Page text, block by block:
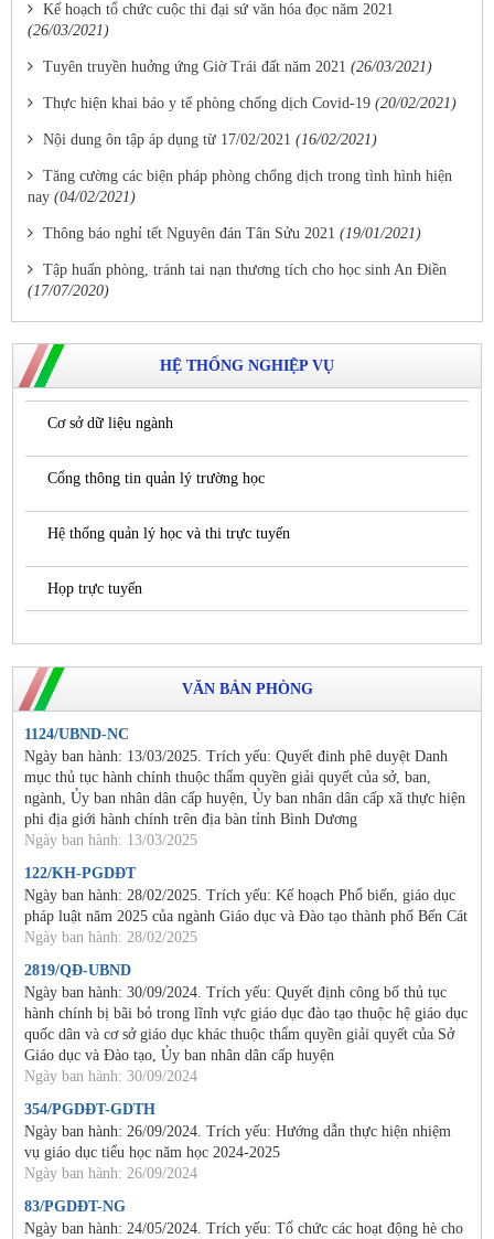
Kế hoạch tổ chức cuộc thi đại sứ văn hóa đọc năm 2021
(26/03/2021)
Tuyên truyền huởng ứng Giờ Trái đất năm 2021 (26/03/2021)
Thực hiện khai báo y tế phòng chống dịch Covid-19 (20/02/2021)
Nội dung ôn tập áp dụng từ 17/02/2021 (16/02/2021)
Tăng cường các biện pháp phòng chống dịch trong tình hình hiện
nay (04/02/2021)
Thông báo nghỉ tết Nguyên đán Tân Sửu 2021 (19/01/2021)
Tập huấn phòng, tránh tai nạn thương tích cho học sinh An Điền
(17/07/2020)
HỆ THỐNG NGHIỆP VỤ
Cơ sở dữ liệu ngành
Cổng thông tin quản lý trường học
Hệ thống quản lý học và thi trực tuyến
Họp trực tuyến
VĂN BẢN PHÒNG
1124/UBND-NC
Ngày ban hành: 13/03/2025. Trích yếu: Quyết đinh phê duyệt Danh
mục thủ tục hành chính thuộc thẩm quyền giải quyết của sở, ban,
ngành, Ủy ban nhân dân cấp huyện, Ủy ban nhân dân cấp xã thực hiện
phi địa giới hành chính trên địa bàn tỉnh Bình Dương
Ngày ban hành: 13/03/2025
122/KH-PGDĐT
Ngày ban hành: 28/02/2025. Trích yếu: Kế hoạch Phổ biến, giáo dục
pháp luật năm 2025 của ngành Giáo dục và Đào tạo thành phố Bến Cát
Ngày ban hành: 28/02/2025
2819/QĐ-UBND
Ngày ban hành: 30/09/2024. Trích yếu: Quyết định công bố thủ tục
hành chính bị bãi bỏ trong lĩnh vực giáo dục đào tạo thuộc hệ giáo dục
quốc dân và cơ sở giáo dục khác thuộc thẩm quyền giải quyết của Sở
Giáo dục và Đào tạo, Ủy ban nhân dân cấp huyện
Ngày ban hành: 30/09/2024
354/PGDĐT-GDTH
Ngày ban hành: 26/09/2024. Trích yếu: Hướng dẫn thực hiện nhiệm
vụ giáo dục tiểu học năm học 2024-2025
Ngày ban hành: 26/09/2024
83/PGDĐT-NG
Ngày ban hành: 24/05/2024. Trích yếu: Tổ chức các hoạt động hè cho